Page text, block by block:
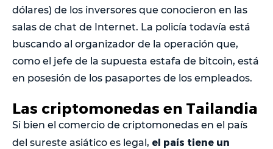
dólares) de los inversores que conocieron en las
salas de chat de Internet. La policía todavía está
buscando al organizador de la operación que,
como el jefe de la supuesta estafa de bitcoin, está
en posesión de los pasaportes de los empleados.
Las criptomonedas en Tailandia
Si bien el comercio de criptomonedas en el país
del sureste asiático es legal, el país tiene un